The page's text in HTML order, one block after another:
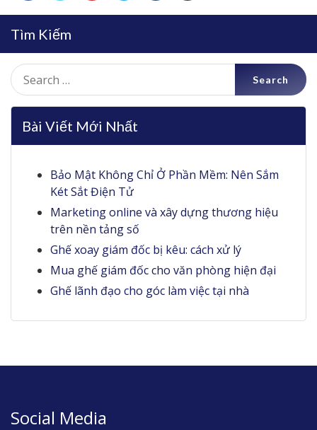
Tìm Kiếm
Search
for:
Bài Viết Mới Nhất
Bảo Mật Không Chỉ Ở Phần Mềm: Nên Sắm
Két Sắt Điện Tử
Marketing online và xây dựng thương hiệu
trên nền tảng số
Ghế xoay giám đốc bị kêu: cách xử lý
Mua ghế giám đốc cho văn phòng hiện đại
Ghế lãnh đạo cho góc làm việc tại nhà
Social Media